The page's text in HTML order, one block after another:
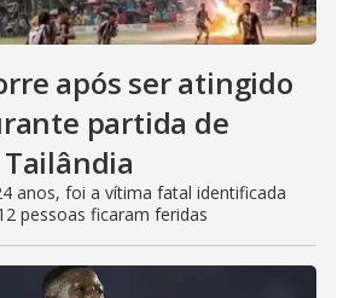
após ser atingido
partida de
anos, foi a vítima fatal identificada
pessoas ficaram feridas